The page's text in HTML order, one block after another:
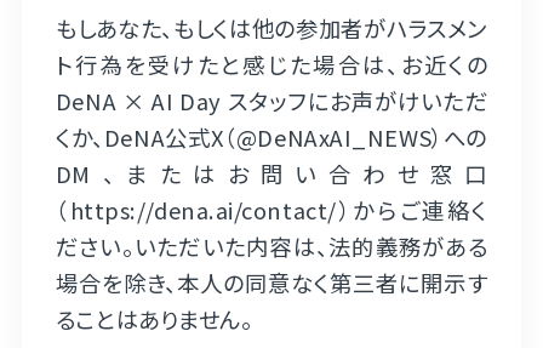
もしあなた、もしくは他の参加者がハラスメン
ト行為を受けたと感じた場合は、お近くの
DeNA × AI Day スタッフにお声がけいただ
くか、DeNA公式X（@DeNAxAI_NEWS）への
DM、またはお問い合わせ窓口
（ https://dena.ai/contact/）からご連絡く
ださい。いただいた内容は、法的義務がある
場合を除き、本人の同意なく第三者に開示す
ることはありません。